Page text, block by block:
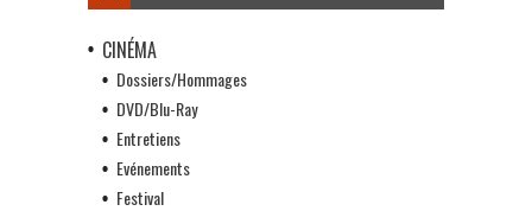
CINÉMA
Dossiers/Hommages
DVD/Blu-Ray
Entretiens
Evénements
Festival